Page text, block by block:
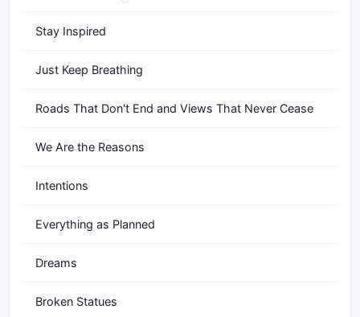
Stay Inspired
Just Keep Breathing
Roads That Don't End and Views That Never Cease
We Are the Reasons
Intentions
Everything as Planned
Dreams
Broken Statues